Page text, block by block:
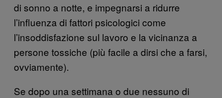
di sonno a notte, e impegnarsi a ridurre
l’influenza di fattori psicologici come
l’insoddisfazione sul lavoro e la vicinanza a
persone tossiche (più facile a dirsi che a farsi,
ovviamente).
Se dopo una settimana o due nessuno di